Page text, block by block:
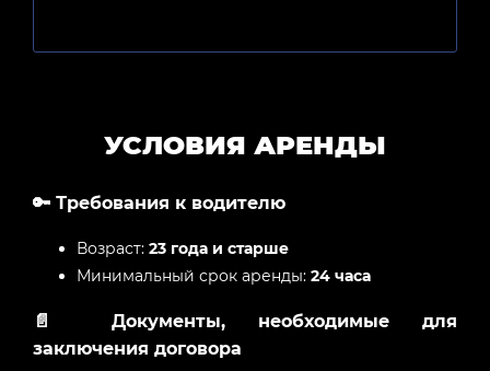
УСЛОВИЯ АРЕНДЫ
🔑 Требования к водителю
Возраст: 23 года и старше
Минимальный срок аренды: 24 часа
📄 Документы, необходимые для
заключения договора